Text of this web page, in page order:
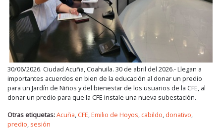
30/06/2026. Ciudad Acuña, Coahuila. 30 de abril del 2026.- Llegan a
importantes acuerdos en bien de la educación al donar un predio
para un Jardín de Niños y del bienestar de los usuarios de la CFE, al
donar un predio para que la CFE instale una nueva subestación.
Otras etiquetas:Acuña CFE Emilio de Hoyos cabildo donativo
predio sesión